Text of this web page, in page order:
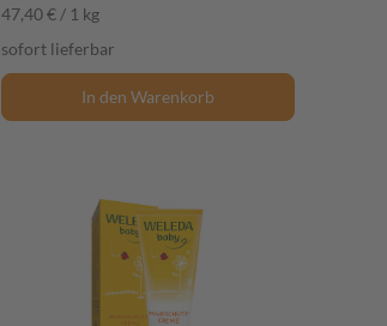
47,40 € / 1 kg
sofort lieferbar
In den Warenkorb